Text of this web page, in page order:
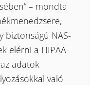
– mondta
biztonságú NAS-
elérni a HIPAA-
adatok
való